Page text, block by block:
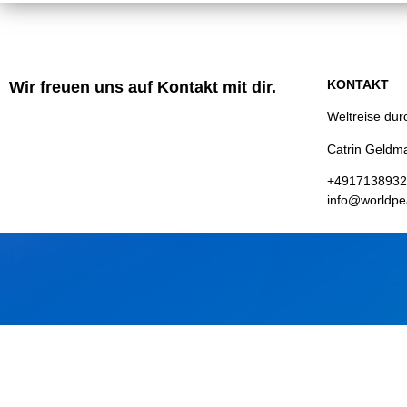
Wir freuen uns auf Kontakt mit dir. KONTAKT
Weltreise
Catrin